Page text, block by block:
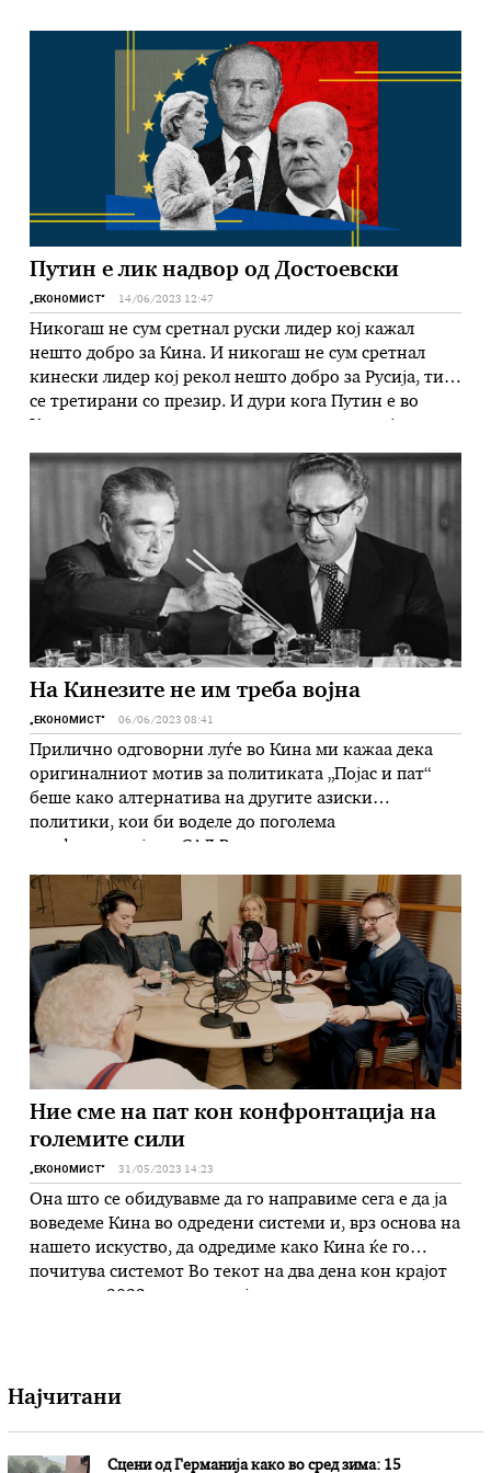
што Хенри Хисинџер пред неговиот стоти
роденеден им го даде на тројца новинари на
лондонскиот магазин „Економист“, како …
Путин е лик надвор од Достоевски
„ЕКОНОМИСТ“ 14/06/2023 12:47
Никогаш не сум сретнал руски лидер кој кажал
нешто добро за Кина. И никогаш не сум сретнал
кинески лидер кој рекол нешто добро за Русија, тие
се третирани со презир. И дури кога Путин е во
покажаа кон Макрон Во повеќе продолженија ви
претставуваме големото интервју …
На Кинезите не им треба војна
„ЕКОНОМИСТ“ 06/06/2023 08:41
Прилично одговорни луѓе во Кина ми кажаа дека
оригиналниот мотив за политиката „Појас и пат“
беше како алтернатива на другите азиски
политики, кои би воделе до поголема
крајот на април 2023 година, тројца новинари на
лондонскиот магазин „Економист“ поминаа повеќе
од осум часа во разговор со …
Ние сме на пат кон конфронтација на
големите сили
„ЕКОНОМИСТ“ 31/05/2023 14:23
Она што се обидувавме да го направиме сега е да ја
воведеме Кина во одредени системи и, врз основа на
нашето искуство, да одредиме како Кина ќе го
почитува системот Во текот на два дена кон крајот
Најчитани
Сцени од Германија како во сред зима: 15